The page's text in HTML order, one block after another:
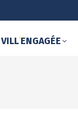
VILL‘ENGAGÉE